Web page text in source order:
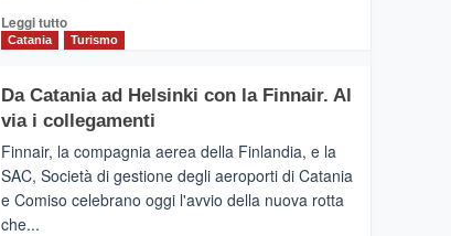
2026”.
Le
dell’enoturismo
sull’Etna
Leggi tuttoLeggi
di
RANDAZZO
–
siamo
quasi….
pronti
Catania Turismo
Da Catania ad Helsinki con la Finnair. Al
via i collegamenti
Finnair, la compagnia aerea della Finlandia, e la
SAC, Società di gestione degli aeroporti di Catania
e Comiso celebrano oggi l'avvio della nuova rotta
che...